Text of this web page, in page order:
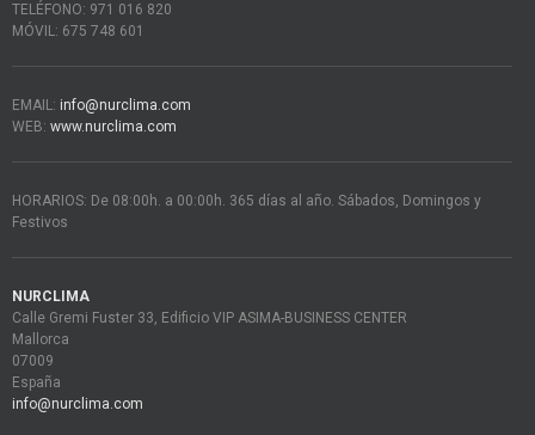
TELÉFONO: 971 016 820
MÓVIL: 675 748 601
EMAIL: info@nurclima.com
WEB: www.nurclima.com
HORARIOS: De 08:00h. a 00:00h. 365 días al año. Sábados, Domingos y
Festivos
NURCLIMA
Calle Gremi Fuster 33, Edificio VIP ASIMA-BUSINESS CENTER
Mallorca
07009
España
info@nurclima.com